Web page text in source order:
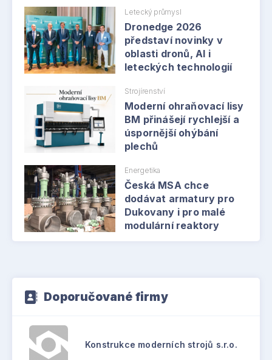
Letecký průmysl
Dronedge 2026
představí novinky v
oblasti dronů, AI i
leteckých technologií
Strojírenství
Moderní ohraňovací lisy
BM přinášejí rychlejší a
úspornější ohýbání
plechů
Energetika
Česká MSA chce
dodávat armatury pro
Dukovany i pro malé
modulární reaktory
Doporučované firmy
Konstrukce moderních strojů s.r.o.